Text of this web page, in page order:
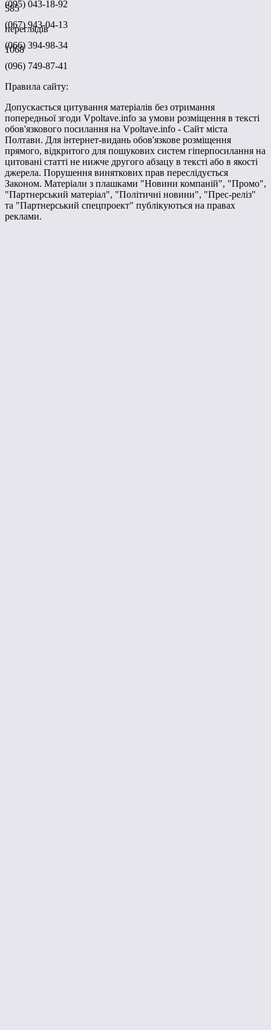
585
переглядів
1068
(095) 043-18-92
(067) 943-04-13
(066) 394-98-34
(096) 749-87-41
Правила сайту:
Допускається цитування матеріалів без отримання
попередньої згоди Vpoltave.info за умови розміщення в тексті
обов'язкового посилання на Vpoltave.info - Сайт міста
Полтави. Для інтернет-видань обов'язкове розміщення
прямого, відкритого для пошукових систем гіперпосилання на
цитовані статті не нижче другого абзацу в тексті або в якості
джерела. Порушення виняткових прав переслідується
Законом. Матеріали з плашками "Новини компаній", "Промо",
"Партнерський матеріал", "Політичні новини", "Прес-реліз"
та "Партнерський спецпроект" публікуються на правах
реклами.